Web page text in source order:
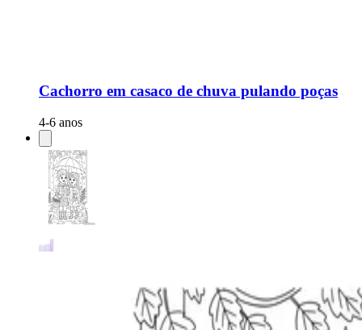
Cachorro em casaco de chuva pulando poças
4-6 anos